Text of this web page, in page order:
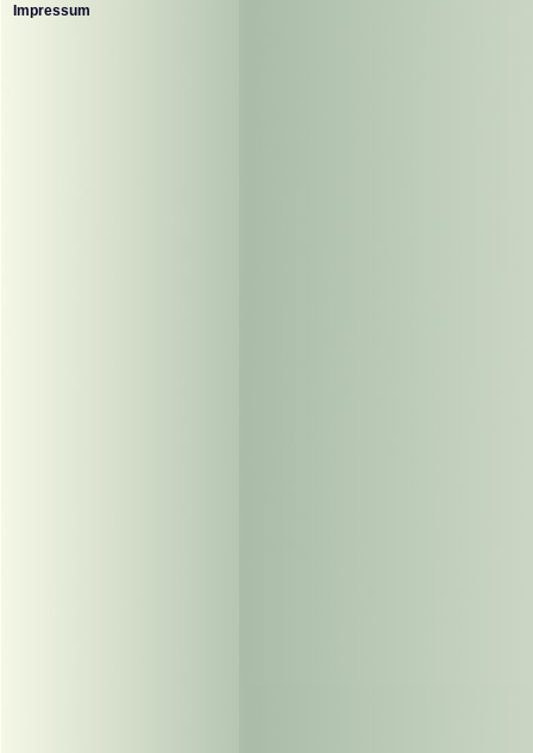
Impressum